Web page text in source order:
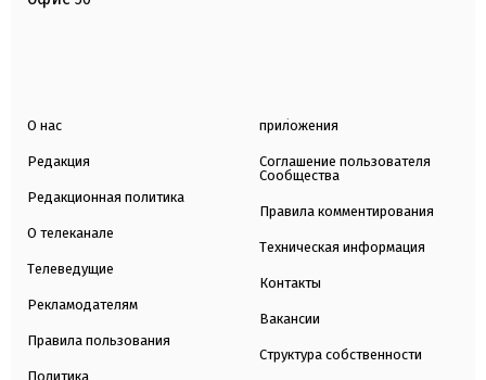
О нас
Редакция
Редакционная политика
О телеканале
Телеведущие
Рекламодателям
Правила пользования
Политика
приложения
Соглашение пользователя
Сообщества
Правила комментирования
Техническая информация
Контакты
Вакансии
Структура собственности